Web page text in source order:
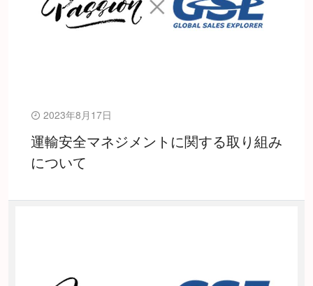
2023年8月17日
運輸安全マネジメントに関する取り組み
について